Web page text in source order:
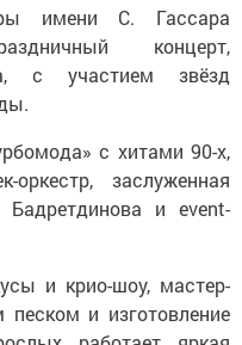
имени С. Гассара
концерт,
с участием звёзд
с хитами 90-х,
заслуженная
Бадретдинова и event-
и крио-шоу, мастер-
и изготовление